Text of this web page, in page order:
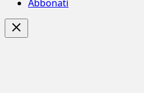
Abbonati